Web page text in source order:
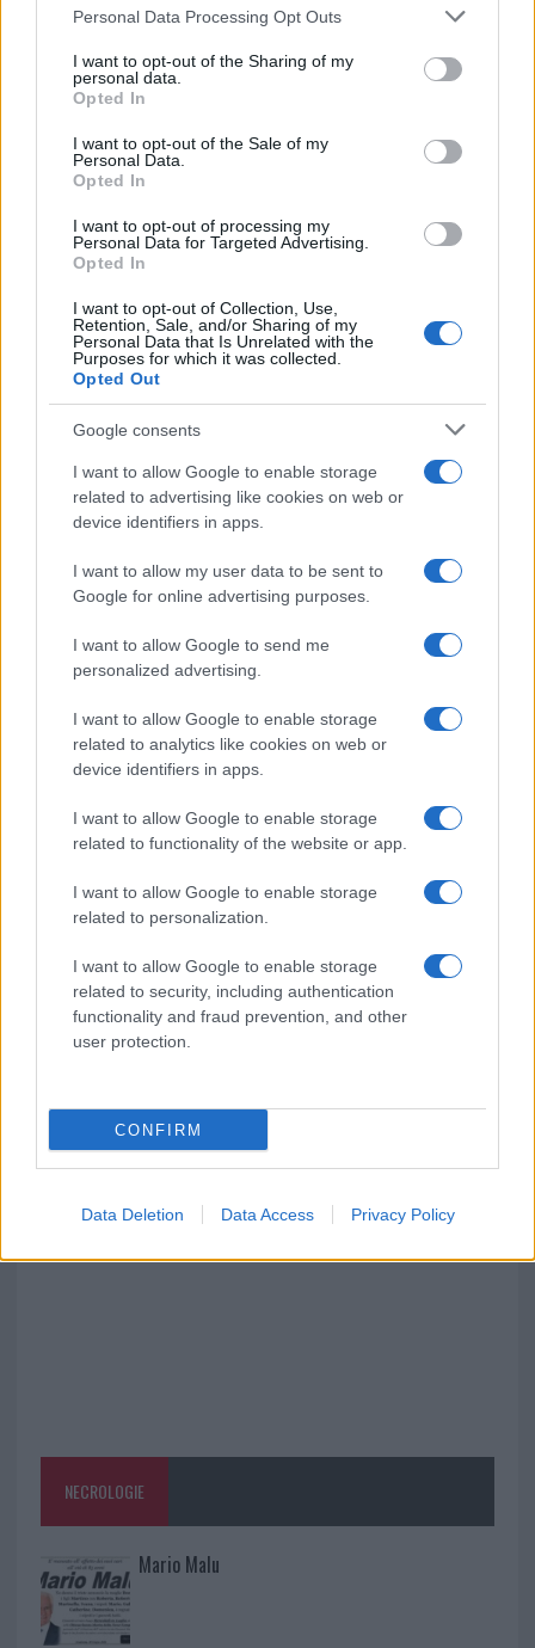
Please note that this website/app uses one or more Google
not limited to your visit or usage behaviour. You may click to
grant or deny consent to Google and its third-party tags to
use your data for below specified purposes in below Google
consent section.
Personal Data Processing Opt Outs
I want to opt-out of the Sharing of my
personal data.
Opted In
I want to opt-out of the Sale of my
Personal Data.
Opted In
I want to opt-out of processing my
Personal Data for Targeted Advertising.
Opted In
I want to opt-out of Collection, Use,
Retention, Sale, and/or Sharing of my
Personal Data that Is Unrelated with the
Purposes for which it was collected.
Opted Out
Google consents
I want to allow Google to enable storage
related to advertising like cookies on web or
device identifiers in apps.
I want to allow my user data to be sent to
Google for online advertising purposes.
I want to allow Google to send me
personalized advertising.
I want to allow Google to enable storage
related to analytics like cookies on web or
device identifiers in apps.
I want to allow Google to enable storage
related to functionality of the website or app.
I want to allow Google to enable storage
related to personalization.
I want to allow Google to enable storage
related to security, including authentication
functionality and fraud prevention, and other
user protection.
CONFIRM
Data Deletion Data Access Privacy Policy
Ricevi le nostre ultime news
F
a
ce
b
o
o
k
T
w
it
te
r
n
te
re
st
W
h
at
s
A
p
p
h
a
re
Articolo precedente
NOTIZIE RECENTI
Gallura
Michelle Hunziker in Gallura, bella anche dal
vivo: un amico vip svela come fa
Calangianus, dopo le polemiche il centro
accoglienza minori chiude
Olbia, divieto di sosta contro spaccio e degrado:
esplode la protesta
Pausa caffè impeccabile: come scegliere la
soluzione ideale per la casa e l’ufficio
Monte Pino, la fine di un lungo dolore: storia e
Raid nelle campagne di Berchidda, rischio per
NECROLOGIE
Mario Malu